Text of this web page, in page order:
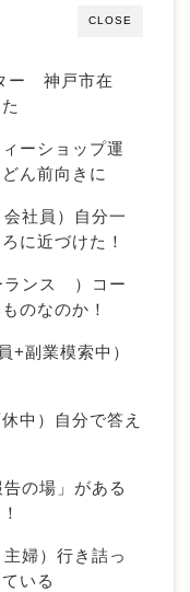
CLOSE
ー 神戸市在
ーショップ運
ん前向きに
社員）自分一
に近づけた！
ンス ）コー
のなのか！
副業模索中）
中）自分で答え
の場」がある
婦）行き詰っ
いる